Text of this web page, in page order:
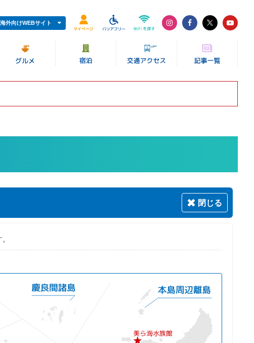
海外向けWEBサイト
閉じる